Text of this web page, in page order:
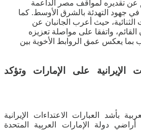
عن تقديره لمواقف مصر الداعمة
في جهود التهدئة بالشرق الأوسط. كما
الثنائية، حيث أعرب الجانبان عن
القائم، واتفقا على مواصلة تعزيزه
بما يعكس عمق الروابط الأخوية بين
الإيرانية على الإمارات وتؤكد
بأشد العبارات الاعتداءات الإيرانية
دولة الإمارات العربية المتحدة